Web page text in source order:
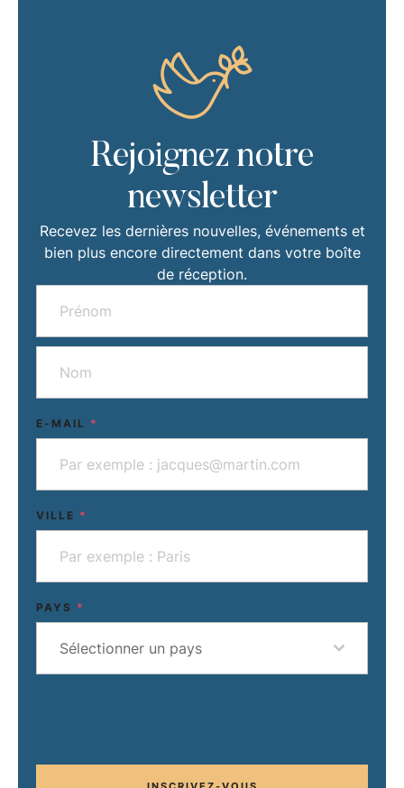
Rejoignez notre
newsletter
Recevez les dernières nouvelles, événements et
bien plus encore directement dans votre boîte
de réception.
E-MAIL *
VILLE *
PAYS *
Sélectionner un pays